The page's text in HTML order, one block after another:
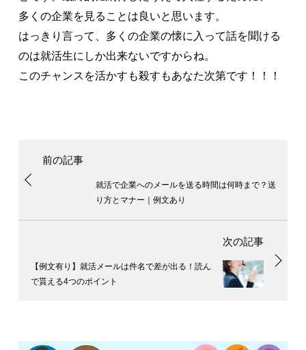
多くの企業を見ることは良いと思います。
はっきり言って、多くの企業の懐に入って話を聞ける
のは就活生にしか出来ないですからね。
このチャンスを活かすも殺すもあなた次第です！！！
就活で企業へのメールを送る時間は何時まで？送
り方とマナー｜例文あり
【例文有り】就活メールは件名で差が出る！読ん
で貰える4つのポイント